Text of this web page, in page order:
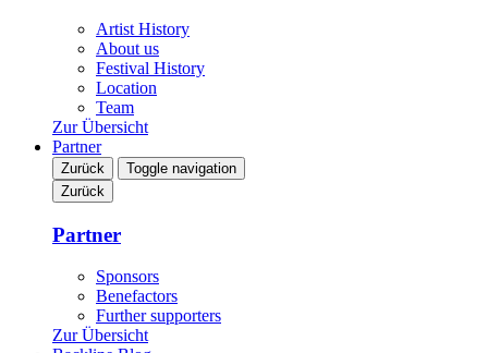
Artist History
About us
Festival History
Location
Team
Zur Übersicht
Partner
Zurück
Toggle navigation
Zurück
Partner
Sponsors
Benefactors
Further supporters
Zur Übersicht